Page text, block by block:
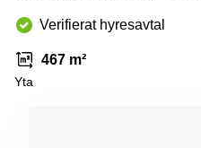
Verifierat hyresavtal
467 m²
Yta